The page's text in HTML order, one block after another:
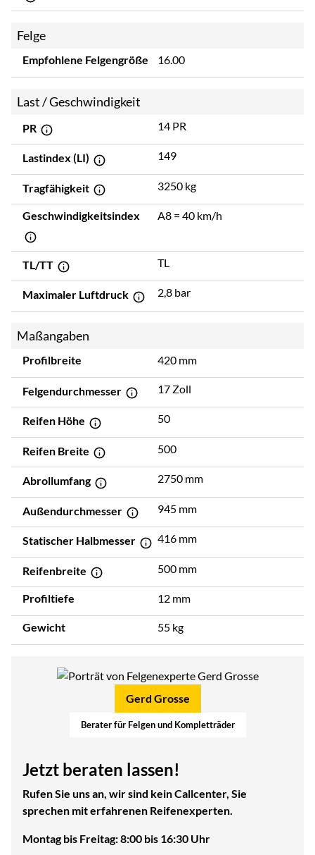
Felge
Empfohlene Felgengröße 16.00
Last / Geschwindigkeit
PR 14 PR
Lastindex (LI) 149
Tragfähigkeit 3250 kg
Geschwindigkeitsindex A8 = 40 km/h
TL/TT TL
Maximaler Luftdruck 2,8 bar
Maßangaben
Profilbreite 420 mm
Felgendurchmesser 17 Zoll
Reifen Höhe 50
Reifen Breite 500
Abrollumfang 2750 mm
Außendurchmesser 945 mm
Statischer Halbmesser 416 mm
Reifenbreite 500 mm
Profiltiefe 12 mm
Gewicht 55 kg
Gerd Grosse
Berater für Felgen und Kompletträder
Jetzt beraten lassen!
Rufen Sie uns an, wir sind kein Callcenter, Sie
sprechen mit erfahrenen Reifenexperten.
Montag bis Freitag: 8:00 bis 16:30 Uhr